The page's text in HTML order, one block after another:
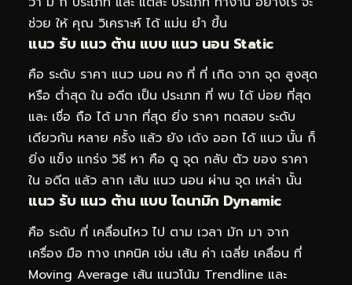
ช่วย ให้ คุณ วิเคราะห์ ได้ แม่น ยำ ขึ้น
แนว รับ แนว ต้าน แบบ แนว นอน Static
คือ ระดับ ราคา แนว นอน คง ที่ ที่ เกิด จาก จุด สูงสุด
หรือ ต่ำสุด ใน อดีต เป็น ประเภท ที่ พบ ได้ บ่อย ที่สุด
และ เชื่อ ถือ ได้ มาก ที่สุด ยิ่ง ราคา ทดสอบ ระดับ
เดียวกัน หลาย ครั้ง แล้ว ยัง เด้ง ออก ได้ แนว นั้น ก็
ยิ่ง แข็ง แกร่ง วิธี หา คือ ดู จุด กลับ ตัว ของ ราคา
ใน อดีต แล้ว ลาก เส้น แนว นอน ผ่าน จุด เหล่า นั้น
แนว รับ แนว ต้าน แบบ ไดนามิก Dynamic
คือ ระดับ ที่ เคลื่อนไหว ไป ตาม เวลา มัก มา จาก
เครื่อง มือ ทาง เทคนิค เช่น เส้น ค่า เฉลี่ย เคลื่อน ที่
Moving Average เส้น แนวโน้ม Trendline และ